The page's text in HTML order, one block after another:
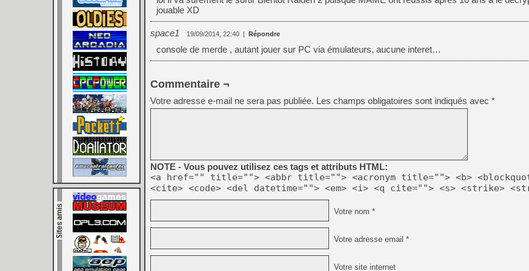
jouable XD
space1 19/09/2014, 22:40 | Répondre
console de merde , autant jouer sur PC via émulateurs, aucune interet…
Commentaire ¬
Votre adresse e-mail ne sera pas publiée. Les champs obligatoires sont indiqués avec *
NOTE - Vous pouvez utilisez ces tags et attributs HTML:
<a href="" title=""> <abbr title=""> <acronym title=""> <b>
<cite> <code> <del datetime=""> <em> <i> <q cite=""> <s> <strike>
Votre nom *
Votre adresse email *
Votre site internet